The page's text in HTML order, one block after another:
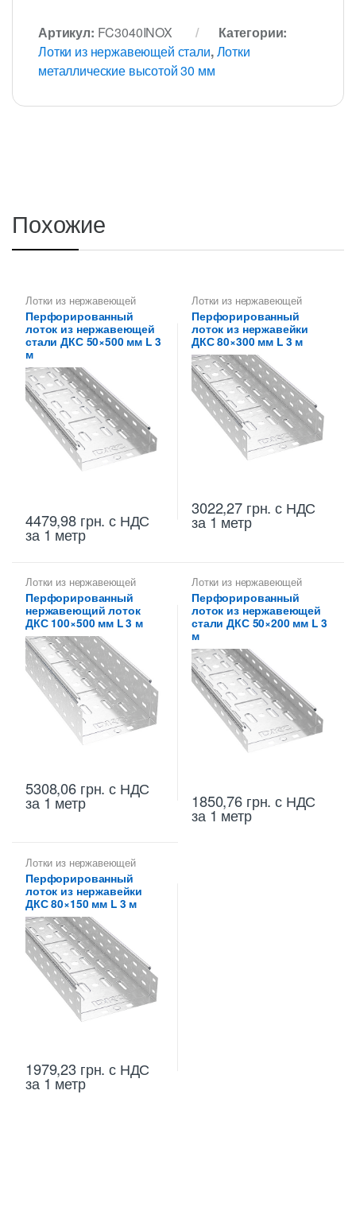
Артикул: FC3040INOX
Категории:
Лотки из нержавеющей стали,Лотки
металлические высотой 30 мм
Похожие
Лотки из нержавеющей
стали Лотки металлические
высотой 50 мм
Перфорированный
лоток из нержавеющей
стали ДКС 50×500 мм L 3
м
4479,98 грн. с НДС
за 1 метр
Лотки из нержавеющей
стали
Перфорированный
лоток из нержавейки
ДКС 80×300 мм L 3 м
3022,27 грн. с НДС
за 1 метр
Лотки из нержавеющей
стали
Перфорированный
нержавеющий лоток
ДКС 100×500 мм L 3 м
5308,06 грн. с НДС
за 1 метр
Лотки из нержавеющей
стали Лотки металлические
высотой 50 мм
Перфорированный
лоток из нержавеющей
стали ДКС 50×200 мм L 3
м
1850,76 грн. с НДС
за 1 метр
Лотки из нержавеющей
стали
Перфорированный
лоток из нержавейки
ДКС 80×150 мм L 3 м
1979,23 грн. с НДС
за 1 метр